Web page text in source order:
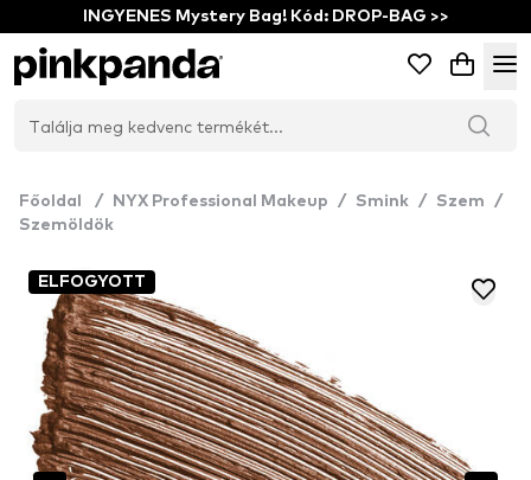
INGYENES Mystery Bag! Kód: DROP-BAG >>
Főoldal / NYX Professional Makeup / Smink / Szem
/
Szemöldök
ELFOGYOTT